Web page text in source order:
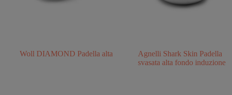
Woll DIAMOND Padella alta
Agnelli Shark Skin Padella
svasata alta fondo induzione